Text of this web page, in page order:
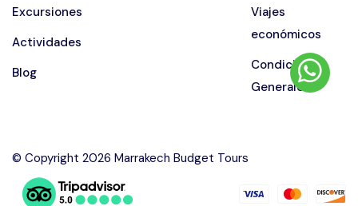
Excursiones
Actividades
Blog
Viajes
económicos
Condiciones
Generales
© Copyright 2026 Marrakech Budget Tours